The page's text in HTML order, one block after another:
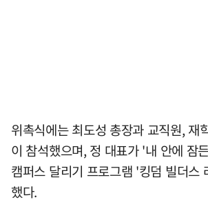
위촉식에는 최도성 총장과 교직원, 재
이 참석했으며, 정 대표가 '내 안에 잠
캠퍼스 달리기 프로그램 '킹덤 빌더스
했다.